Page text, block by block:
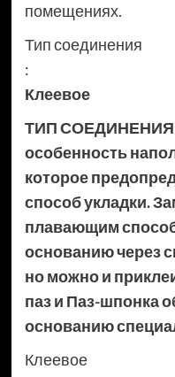
помещениях.
Тип соединения
:
Клеевое
ТИП СОЕДИНЕНИЯ
особенность
которое
способ укладки.
плавающим
основанию через
но можно и
паз и Паз-шпонка
основанию
Клеевое